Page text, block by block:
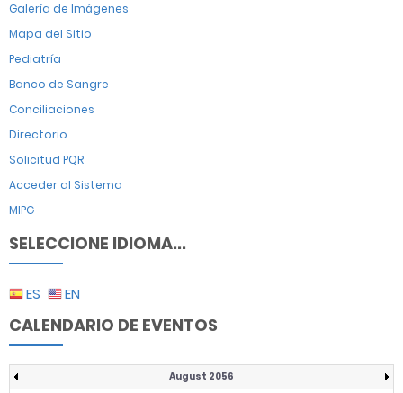
Galería de Imágenes
Mapa del Sitio
Pediatría
Banco de Sangre
Conciliaciones
Directorio
Solicitud PQR
Acceder al Sistema
MIPG
SELECCIONE IDIOMA...
ES EN
CALENDARIO DE EVENTOS
August 2056